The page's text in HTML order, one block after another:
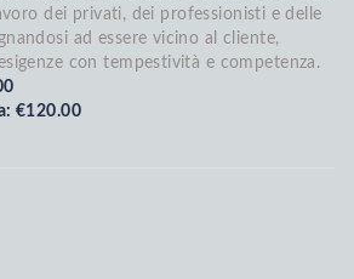
dei privati, dei professionisti e delle
ad essere vicino al cliente,
con tempestività e competenza.
€120.00